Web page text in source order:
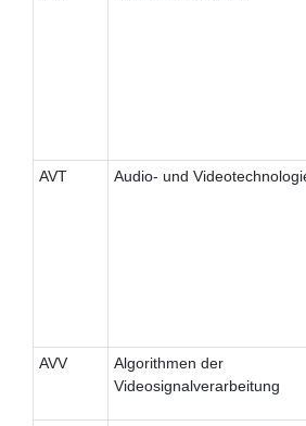
AVT Audio- und
AVV
Algorithmen der
Videosignalverarbeitung